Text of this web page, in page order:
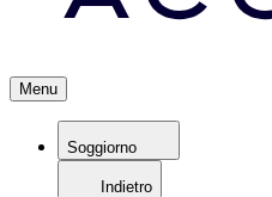
Menu
Soggiorno
Indietro